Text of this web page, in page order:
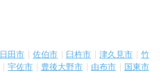
日田市 佐伯市 臼杵市 津久見市
竹
宇佐市 豊後大野市 由布市
国東市